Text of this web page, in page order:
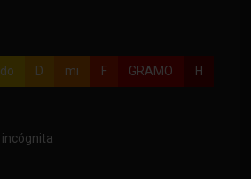
do D mi F GRAMO H
incógnita